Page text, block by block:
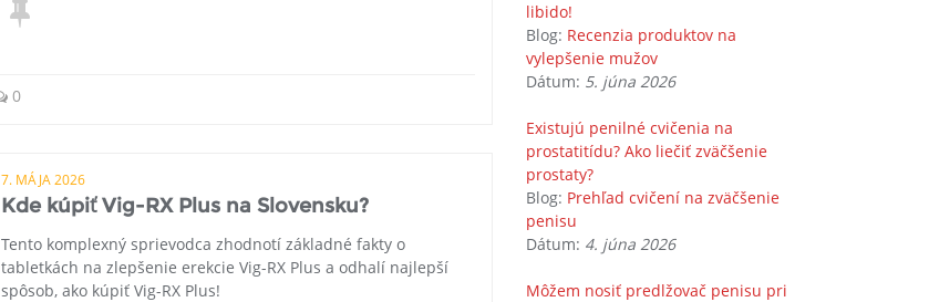
0
7. MÁJA 2026
Kde kúpiť Vig-RX Plus na Slovensku?
Tento komplexný sprievodca zhodnotí základné fakty o
tabletkách na zlepšenie erekcie Vig-RX Plus a odhalí najlepší
spôsob, ako kúpiť Vig-RX Plus!
libido!
Blog: Recenzia produktov na
vylepšenie mužov
Dátum: 5. júna 2026
Existujú penilné cvičenia na
prostatitídu? Ako liečiť zväčšenie
prostaty?
Blog: Prehľad cvičení na zväčšenie
penisu
Dátum: 4. júna 2026
Môžem nosiť predlžovač penisu pri